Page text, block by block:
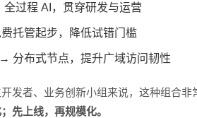
过程 AI，贯穿研发与运营
托管起步，降低试错门槛
→ 分布式节点，提升广域访问韧性
发者、业务创新小组来说，这种组合非
先上线，再规模化。